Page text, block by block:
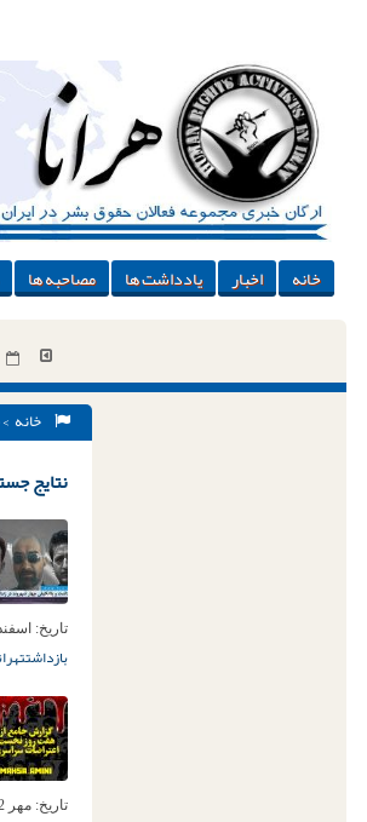
خانه اخبار یادداشت ها مصاحبه ها
خانه
نتایج
تاریخ: اسفند 12ام,
بازداشت
تاریخ: مهر 2ام, 1401